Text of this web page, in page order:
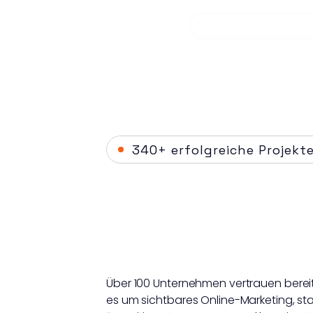
340+ erfolgreiche Projekte
Über 100 Unternehmen vertrauen
es um sichtbares Online-Marketing,